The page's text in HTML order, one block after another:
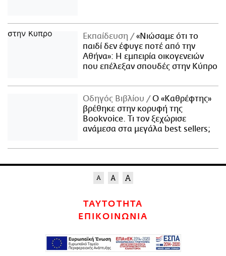
Εκπαίδευση
«Νιώσαμε ότι το
παιδί δεν έφυγε ποτέ από την
Αθήνα»: Η εμπειρία οικογενειών
που επέλεξαν σπουδές στην Κύπρο
Οδηγός Βιβλίου
Ο «Καθρέφτης»
βρέθηκε στην κορυφή της
Bookvoice. Τι τον ξεχώρισε
ανάμεσα στα μεγάλα best sellers;
ΤΑΥΤΟΤΗΤΑ
ΕΠΙΚΟΙΝΩΝΙΑ